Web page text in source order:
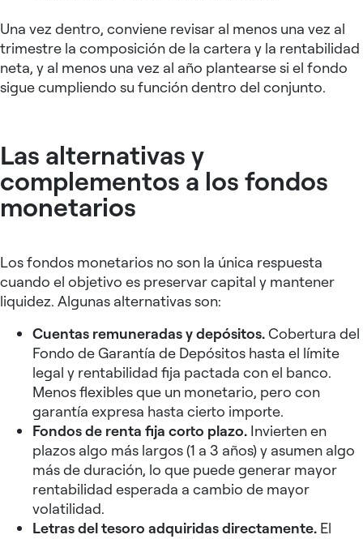
Una vez dentro, conviene revisar al menos una vez al
trimestre la composición de la cartera y la rentabilidad
neta, y al menos una vez al año plantearse si el fondo
sigue cumpliendo su función dentro del conjunto.
Las alternativas y
complementos a los fondos
monetarios
Los fondos monetarios no son la única respuesta
cuando el objetivo es preservar capital y mantener
liquidez. Algunas alternativas son:
Cuentas remuneradas y depósitos.Cobertura del
Fondo de Garantía de Depósitos hasta el límite
legal y rentabilidad fija pactada con el banco.
Menos flexibles que un monetario, pero con
garantía expresa hasta cierto importe.
Fondos de renta fija corto plazo. Invierten en
plazos algo más largos (1 a 3 años) y asumen algo
más de duración, lo que puede generar mayor
rentabilidad esperada a cambio de mayor
volatilidad.
Letras del tesoro adquiridas directamente. El